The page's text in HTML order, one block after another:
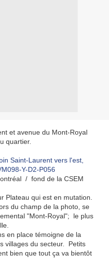
et avenue du Mont-Royal
quartier.
/ fond de la CSEM
Plateau qui est en mutation.
du champ de la photo, se
"Mont-Royal"; le plus
en place témoigne de la
villages du secteur. Petits
bien que tout ça va bientôt